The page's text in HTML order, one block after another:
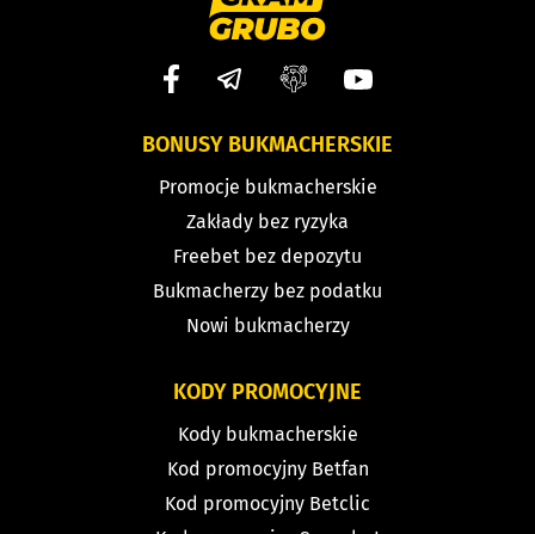
BONUSY BUKMACHERSKIE
Promocje bukmacherskie
Zakłady bez ryzyka
Freebet bez depozytu
Bukmacherzy bez podatku
Nowi bukmacherzy
KODY PROMOCYJNE
Kody bukmacherskie
Kod promocyjny Betfan
Kod promocyjny Betclic